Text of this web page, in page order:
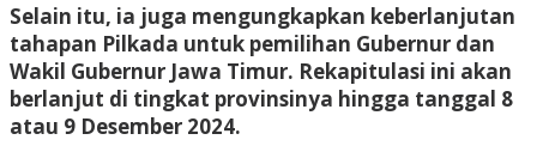
Selain itu, ia juga mengungkapkan keberlanjutan
tahapan Pilkada untuk pemilihan Gubernur dan
Wakil Gubernur Jawa Timur. Rekapitulasi ini akan
berlanjut di tingkat provinsinya hingga tanggal 8
atau 9 Desember 2024.